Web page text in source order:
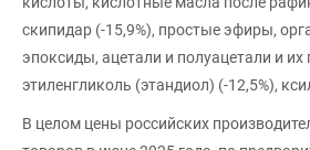
скипидар (-15,9%), простые эфиры,
эпоксиды, ацетали и полуацетали и их
этиленгликоль (этандиол) (-12,5%),
В целом цены российских